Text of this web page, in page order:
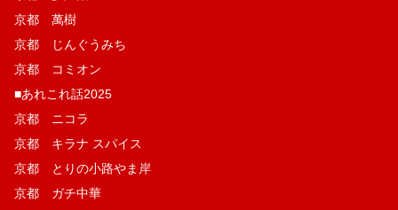
京都 萬樹
京都 じんぐうみち
京都 コミオン
■あれこれ話2025
京都 ニコラ
京都 キラナ スパイス
京都 とりの小路やま岸
京都 ガチ中華